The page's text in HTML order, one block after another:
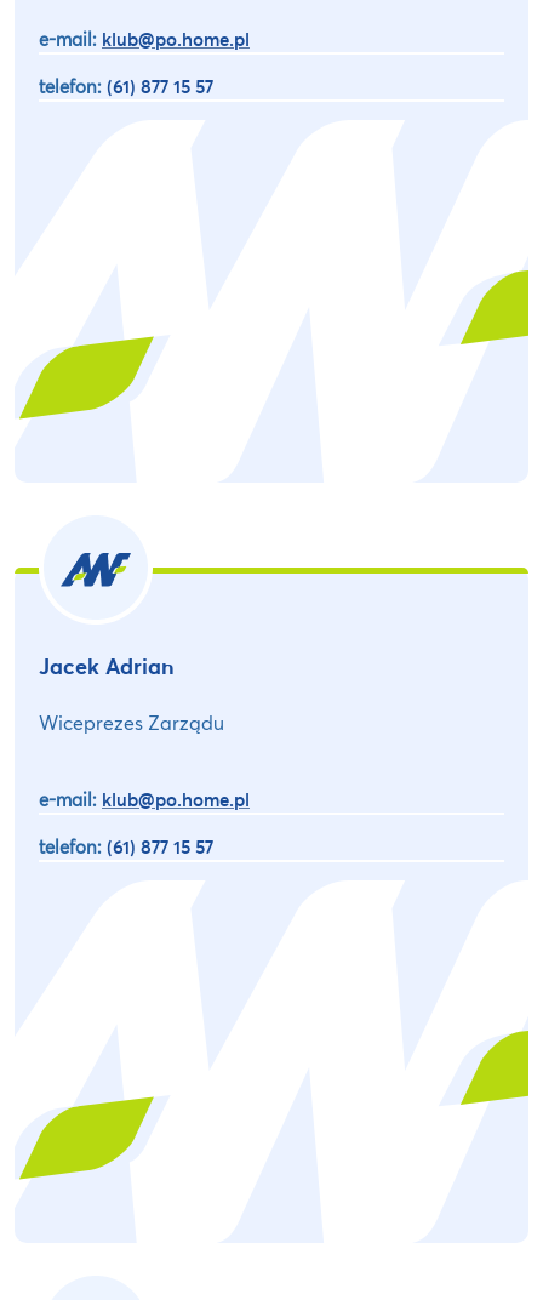
e-mail: klub@po.home.pl
telefon: (61) 877 15 57
Jacek Adrian
Wiceprezes Zarządu
e-mail: klub@po.home.pl
telefon: (61) 877 15 57